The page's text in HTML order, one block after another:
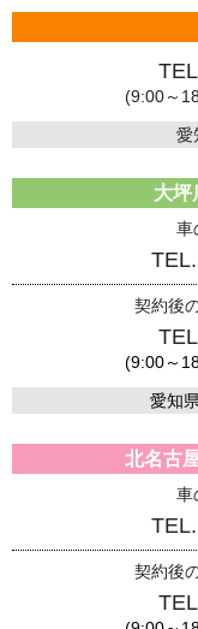
(9:00～
愛
大坪
車
TEL.
契約後
(9:00～
愛知
北名古
車
TEL.
契約後